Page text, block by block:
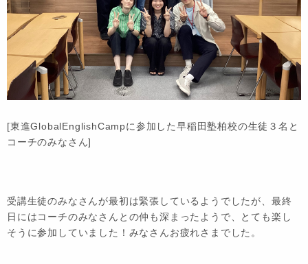
[東進GlobalEnglishCampに参加した早稲田塾柏校の生徒３名と
コーチのみなさん]
受講生徒のみなさんが最初は緊張しているようでしたが、最終
日にはコーチのみなさんとの仲も深まったようで、とても楽し
そうに参加していました！みなさんお疲れさまでした。